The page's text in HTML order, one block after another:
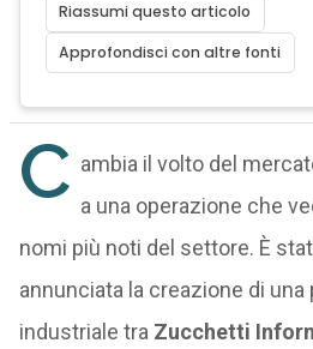
Riassumi questo articolo
Approfondisci con altre fonti
C ambia il volto del
a una operazione che
nomi più noti del settore. È
annunciata la creazione di una
industriale tra Zucchetti